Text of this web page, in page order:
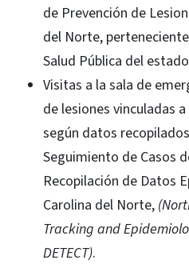
de Prevención de
del Norte,
Salud Pública del
Visitas a la sala de
de lesiones vinculadas
según datos
Seguimiento de Casos
Recopilación de Datos
Carolina del Norte,
Tracking and
DETECT).